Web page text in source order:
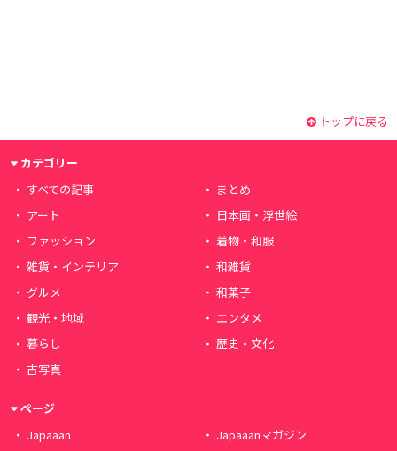
トップに戻る
カテゴリー
すべての記事
まとめ
アート
日本画・浮世絵
ファッション
着物・和服
雑貨・インテリア
和雑貨
グルメ
和菓子
観光・地域
エンタメ
暮らし
歴史・文化
古写真
ページ
Japaaan
Japaaanマガジン